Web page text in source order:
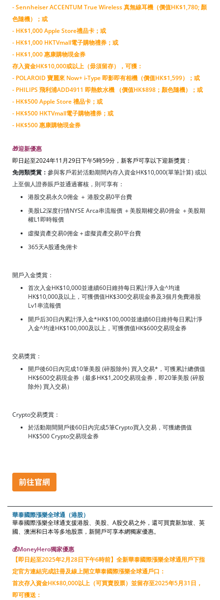
- Sennheiser ACCENTUM True Wireless 真無線耳機（價值HK$1,780; 顏
色隨機）；或
- HK$1,000 Apple Store禮品卡；或
- HK$1,000 HKTVmall電子購物禮券；或
- HK$1,000 惠康購物現金券
存入資金HK$10,000或以上（毋須留存），可獲：
- POLAROID 寶麗來 Now+ i‑Type 即影即有相機（價值HK$1,599）；或
- PHILIPS 飛利浦ADD4911 即熱飲水機 （價值HK$898；顏色隨機）；或
- HK$500 Apple Store 禮品卡；或
- HK$500 HKTVmall電子購物禮券；或
- HK$500 惠康購物現金券
🎁迎新優惠
即日起至2024年11月29日下午5時59分，新客戶可享以下迎新獎賞：
免佣類獎賞： 參與客戶若於活動期間內存入資金HK$10,000(單筆計算) 或以
上至個人證券賬戶並通過審核，則可享有：
港股交易永久0佣金 ＋ 港股交易0平台費
美股L2深度行情NYSE Arca串流報價 ＋美股期權交易0佣金 ＋美股期
權L1即時報價
虛擬資產交易0佣金＋虛擬資產交易0平台費
365天A股通免佣卡
開戶入金獎賞：
首次入金HK$10,000並連續60日維持每日累計淨入金^均達
HK$10,000及以上，可獲價值HK$300交易現金券及3個月免費港股
Lv1串流報價
開戶后30日内累計淨入金*HK$100,000並連續60日維持每日累計淨
入金^均達HK$100,000及以上，可獲價值HK$600交易現金券
交易獎賞：
開戶後60日內完成10筆美股 (碎股除外) 買入交易*，可獲累計總價值
HK$600交易現金券（最多HK$1,200交易現金券，即20筆美股 (碎股
除外) 買入交易）
Crypto交易獎賞：
於活動期間開戶後60日內完成5筆Crypto買入交易，可獲總價值
HK$500 Crypto交易現金券
華泰國際漲樂全球通（港股）
華泰國際漲樂全球通支援港股、美股、A股交易之外，還可買賣新加坡、英
國、澳洲和日本等多地股票，新開戶可享本網獨家優惠。
💰MoneyHero獨家優惠
【即日起至2025年2月28日下午6時前】全新華泰國際漲樂全球通用戶下指
定官方連結完成註冊及線上開立華泰國際漲樂全球通戶口：
首次存入資金HK$80,000以上（可買賣股票）並留存至2025年5月31日，
即可獲送：